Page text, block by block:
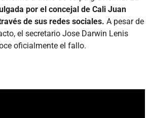
por el concejal de Cali Juan
de sus redes sociales. A pesar de
el secretario Jose Darwin Lenis
oficialmente el fallo.